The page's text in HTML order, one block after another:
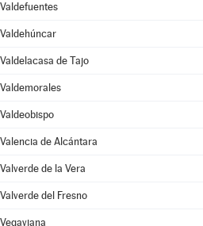
Valdefuentes
Valdehúncar
Valdelacasa de Tajo
Valdemorales
Valdeobispo
Valencia de Alcántara
Valverde de la Vera
Valverde del Fresno
Vegaviana